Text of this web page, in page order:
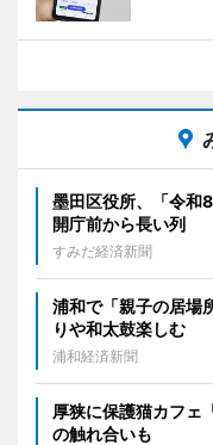
墨田区役所、「令
開庁前から長い列
すみだ経済新聞
浦和で「親子の居
りや和太鼓楽しむ
浦和経済新聞
厚狭に保護猫カフ
の触れ合いも